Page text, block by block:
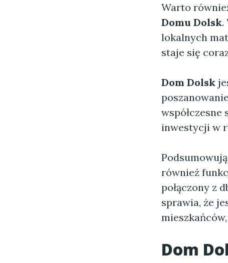
Warto
Domu Dolsk.
lokalnych
staje się
Dom Dolsk
inwestycji w
również
połączony z
sprawia, że
Dom